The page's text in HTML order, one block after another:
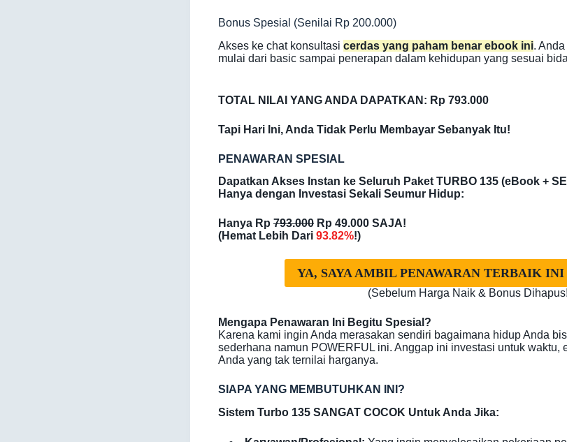
Bonus Spesial (Senilai Rp 200.000)
Akses ke chat konsultasi cerdas yang paham benar ebook ini.
mulai dari basic sampai penerapan dalam kehidupan yang sesuai
TOTAL NILAI YANG ANDA DAPATKAN: Rp 793.000
Tapi Hari Ini, Anda Tidak Perlu Membayar Sebanyak Itu!
PENAWARAN SPESIAL
Dapatkan Akses Instan ke Seluruh Paket TURBO 135 (eBook +
Hanya dengan Investasi Sekali Seumur Hidup:
Hanya Rp 793.000 Rp 49.000 SAJA!
(Hemat Lebih Dari 93.82%!)
YA, SAYA AMBIL PENAWARAN TERBAIK
(Sebelum Harga Naik & Bonus
Mengapa Penawaran Ini Begitu Spesial?
Karena kami ingin Anda merasakan sendiri bagaimana hidup Anda
sederhana namun POWERFUL ini. Anggap ini investasi untuk waktu,
Anda yang tak ternilai harganya.
SIAPA YANG MEMBUTUHKAN INI?
Sistem Turbo 135 SANGAT COCOK Untuk Anda Jika: